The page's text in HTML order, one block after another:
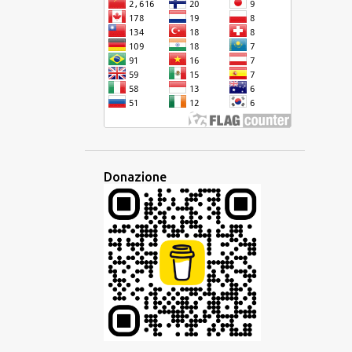
DISPARITÀ EBRAICO ECONOMIA
EDITORE EDUCAZIONE
EQUIVOCO EREDITÀ ESAME
ESPERANTO ESPERIENZA
ETNICA EUROPA
EVOLUZIONE
FAMIGLIA LINGUISTICA FANTASIA
FESTA FILIPPINE FRANCESE
FRASARIO FRASE GESTO
GIAVANESE GIUDAICO GLOBALE
GLOBALIZZAZIONE GLOSSIKA
GOVERNO GRAMMATICA HAKKA
Donazione